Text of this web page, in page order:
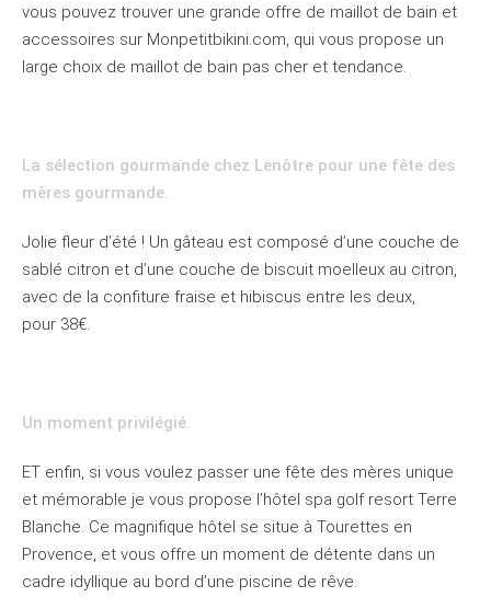
vous pouvez trouver une grande offre de maillot de bain et
accessoires sur Monpetitbikini.com, qui vous propose un
large choix de maillot de bain pas cher et tendance.
La sélection gourmande chez Lenôtre pour une fête des
mères gourmande.
Jolie fleur d’été ! Un gâteau est composé d’une couche de
sablé citron et d’une couche de biscuit moelleux au citron,
avec de la confiture fraise et hibiscus entre les deux,
pour 38€.
Un moment privilégié.
ET enfin, si vous voulez passer une fête des mères unique
et mémorable je vous propose l’hôtel spa golf resort Terre
Blanche. Ce magnifique hôtel se situe à Tourettes en
Provence, et vous offre un moment de détente dans un
cadre idyllique au bord d’une piscine de rêve.